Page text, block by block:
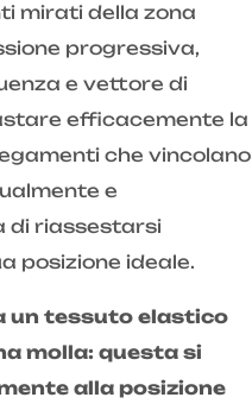
mirati della zona
progressiva,
e vettore di
efficacemente la
che vincolano
e
di riassestarsi
posizione ideale.
un tessuto elastico
molla: questa si
alla posizione